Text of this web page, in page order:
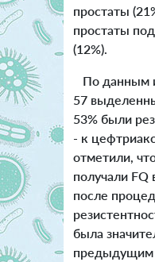
простаты
простаты
(12%).
По данным
57
53% были
- к
отметили,
получали FQ
после
была
предыдущим